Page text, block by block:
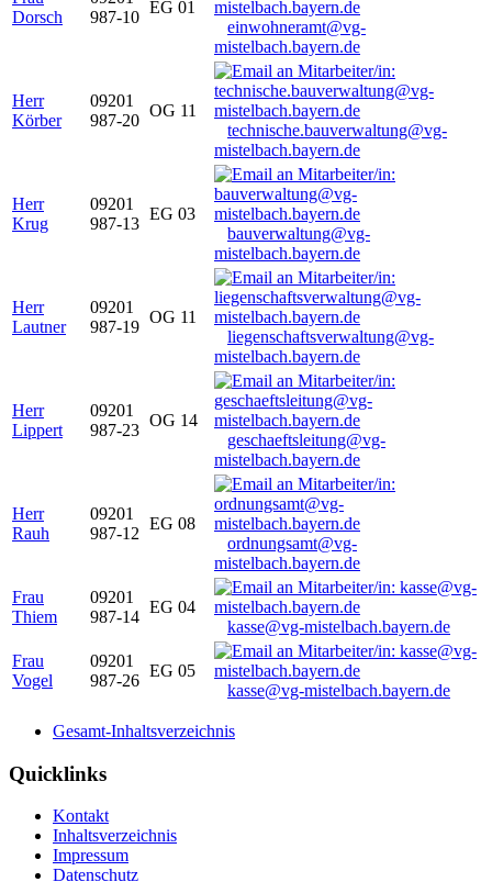
Dorsch
987-10
EG 01
einwohneramt@vg-
mistelbach.bayern.de
Herr
Körber
09201
987-20
OG 11
technische.bauverwaltung@vg-
mistelbach.bayern.de
Herr
Krug
09201
987-13
EG 03
bauverwaltung@vg-
mistelbach.bayern.de
Herr
Lautner
09201
987-19
OG 11
liegenschaftsverwaltung@vg-
mistelbach.bayern.de
Herr
Lippert
09201
987-23
OG 14
geschaeftsleitung@vg-
mistelbach.bayern.de
Herr
Rauh
09201
987-12
EG 08
ordnungsamt@vg-
mistelbach.bayern.de
Frau
Thiem
09201
987-14
EG 04
kasse@vg-mistelbach.bayern.de
Frau
Vogel
09201
987-26
EG 05
kasse@vg-mistelbach.bayern.de
Gesamt-Inhaltsverzeichnis
Quicklinks
Kontakt
Inhaltsverzeichnis
Impressum
Datenschutz